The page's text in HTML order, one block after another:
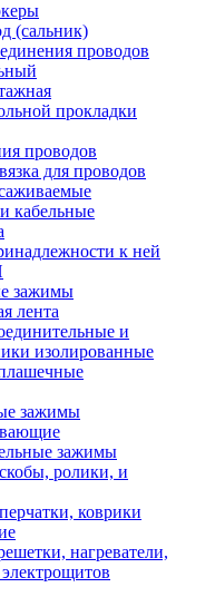
(сальник)
проводов
прокладки
проводов
для проводов
кабельные
к ней
зажимы
лента
и
изолированные
зажимы
зажимы
ролики, и
коврики
нагреватели,